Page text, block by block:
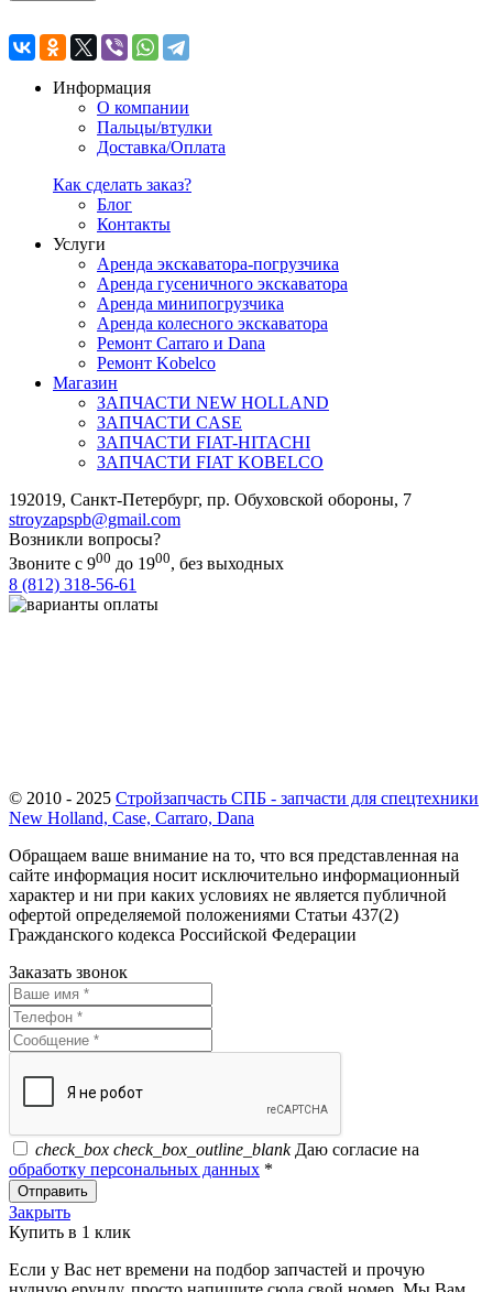
Информация
О компании
Пальцы/втулки
Доставка/Оплата
Как сделать заказ?
Блог
Контакты
Услуги
Аренда экскаватора-погрузчика
Аренда гусеничного экскаватора
Аренда минипогрузчика
Аренда колесного экскаватора
Ремонт Carraro и Dana
Ремонт Kobelco
Магазин
ЗАПЧАСТИ NEW HOLLAND
ЗАПЧАСТИ CASE
ЗАПЧАСТИ FIAT-HITACHI
ЗАПЧАСТИ FIAT KOBELCO
192019, Санкт-Петербург, пр. Обуховской обороны, 7
stroyzapspb@gmail.com
Возникли вопросы?
Звоните с 900 до 1900, без выходных
8 (812) 318-56-61
© 2010 - 2025 Стройзапчасть СПБ - запчасти для спецтехники
New Holland, Case, Carraro, Dana
Обращаем ваше внимание на то, что вся представленная на
сайте информация носит исключительно информационный
характер и ни при каких условиях не является публичной
офертой определяемой положениями Статьи 437(2)
Гражданского кодекса Российской Федерации
Заказать звонок
check_box check_box_outline_blankДаю согласие на
обработку персональных данных *
Отправить
Закрыть
Купить в 1 клик
Если у Вас нет времени на подбор запчастей и прочую